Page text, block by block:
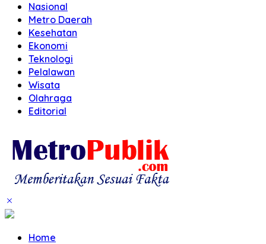
Nasional
Metro Daerah
Kesehatan
Ekonomi
Teknologi
Pelalawan
Wisata
Olahraga
Editorial
Home